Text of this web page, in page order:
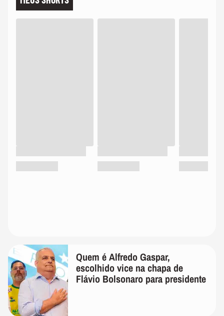
Quem é Alfredo Gaspar,
escolhido vice na chapa de
Flávio Bolsonaro para presidente